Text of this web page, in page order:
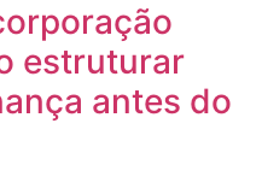
estruturar
antes do